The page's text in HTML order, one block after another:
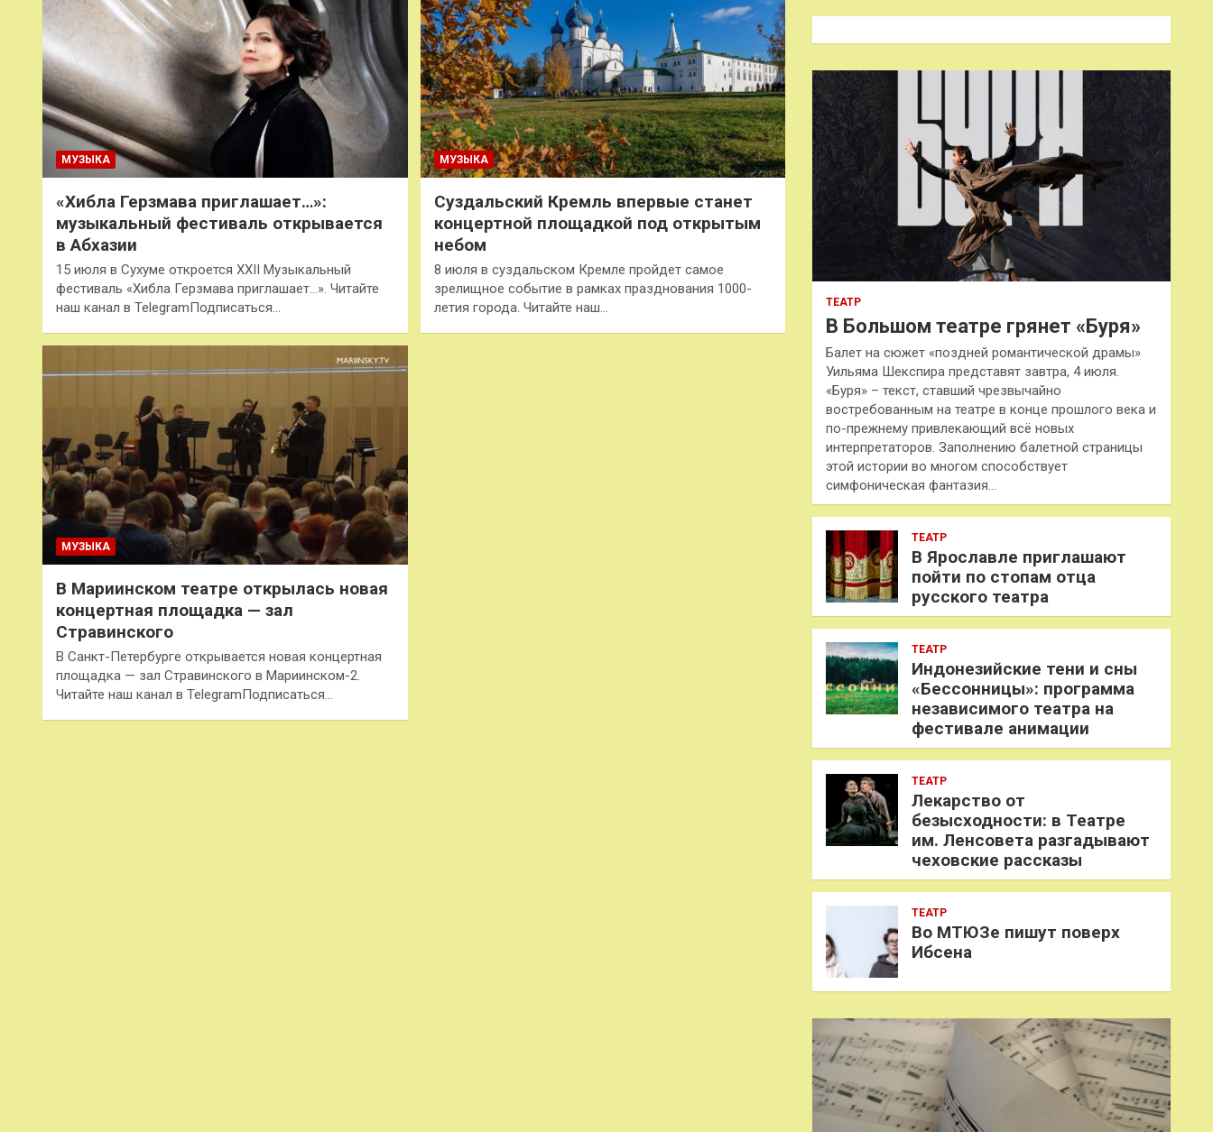
МУЗЫКА
«Хибла Герзмава приглашает…»:
музыкальный фестиваль открывается
в Абхазии
15 июля в Сухуме откроется XXII Музыкальный
фестиваль «Хибла Герзмава приглашает…». Читайте
наш канал в TelegramПодписаться…
МУЗЫКА
Суздальский Кремль впервые станет
концертной площадкой под открытым
небом
8 июля в суздальском Кремле пройдет самое
зрелищное событие в рамках празднования 1000-
летия города. Читайте наш…
МУЗЫКА
В Мариинском театре открылась новая
концертная площадка — зал
Стравинского
В Санкт-Петербурге открывается новая концертная
площадка — зал Стравинского в Мариинском-2.
Читайте наш канал в TelegramПодписаться…
к
ТЕАТР
В Большом театре грянет «Буря»
Балет на сюжет «поздней романтической драмы»
Уильяма Шекспира представят завтра, 4 июля.
«Буря» – текст, ставший чрезвычайно
востребованным на театре в конце прошлого века и
по-прежнему привлекающий всё новых
интерпретаторов. Заполнению балетной страницы
этой истории во многом способствует
симфоническая фантазия…
ТЕАТР
В Ярославле приглашают
пойти по стопам отца
русского театра
ТЕАТР
Индонезийские тени и сны
«Бессонницы»: программа
независимого театра на
фестивале анимации
ТЕАТР
Лекарство от
безысходности: в Театре
им. Ленсовета разгадывают
чеховские рассказы
ТЕАТР
Во МТЮЗе пишут поверх
Ибсена